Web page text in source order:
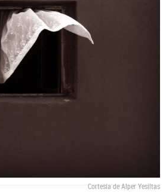
Cortesía de Alper Yesiltas